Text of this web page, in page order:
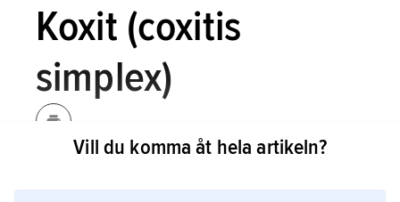
Koxit (coxitis
simplex)
Vill du komma åt hela artikeln?